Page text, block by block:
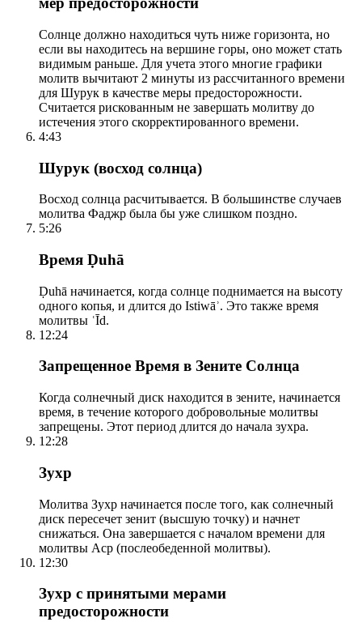
Солнце должно находиться чуть ниже горизонта, но
если вы находитесь на вершине горы, оно может стать
видимым раньше. Для учета этого многие графики
молитв вычитают 2 минуты из рассчитанного времени
для Шурук в качестве меры предосторожности.
Считается рискованным не завершать молитву до
истечения этого скорректированного времени.
4:43
Шурук (восход солнца)
Восход солнца расчитывается. В большинстве случаев
молитва Фаджр была бы уже слишком поздно.
5:26
Время Ḍuhā
Ḍuhā начинается, когда солнце поднимается на высоту
одного копья, и длится до Istiwāʾ. Это также время
молитвы ʿĪd.
12:24
Запрещенное Время в Зените Солнца
Когда солнечный диск находится в зените, начинается
время, в течение которого добровольные молитвы
запрещены. Этот период длится до начала зухра.
12:28
Зухр
Молитва Зухр начинается после того, как солнечный
диск пересечет зенит (высшую точку) и начнет
снижаться. Она завершается с началом времени для
молитвы Аср (послеобеденной молитвы).
12:30
Зухр с принятыми мерами
предосторожности